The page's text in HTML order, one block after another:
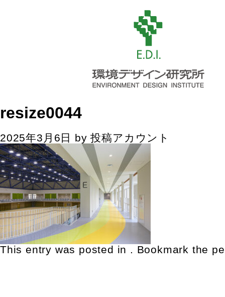
resize0044
2025年3月6日 by投稿アカウント
This entry was posted in . Bookmark the